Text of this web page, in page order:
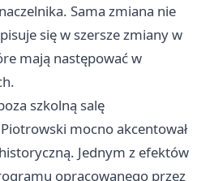
Sama zmiana nie
się w szersze zmiany w
mają następować w
szkolną salę
mocno akcentował
Jednym z efektów
opracowanego przez